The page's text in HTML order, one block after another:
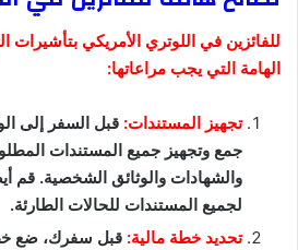
للفائزين في اللوتري الأمريكي بتأشيرات
الهامة التي يجب مراعاتها:
تجهيز المستندات: قبل السفر إلى
جمع وتجهيز جميع المستندات
والشهادات والوثائق الشخصية. قم
لجميع المستندات للحالات الطارئة.
تحديد خطة مالية: قبل سفرك، ضع